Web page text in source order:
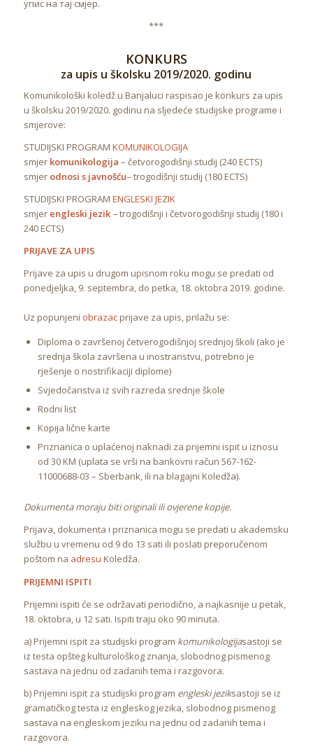
упис на тај смјер.
***
KONKURS
za upis u školsku 2019/2020. godinu
Komunikološki koledž u Banjaluci raspisao je konkurs za upis
u školsku 2019/2020. godinu na sljedeće studijske programe i
smjerove:
STUDIJSKI PROGRAM KOMUNIKOLOGIJA
smjer komunikologija – četvorogodišnji studij (240 ECTS)
smjerodnosi s javnošću– trogodišnji studij (180 ECTS)
STUDIJSKI PROGRAM ENGLESKI JEZIK
smjer engleski jezik –trogodišnji i četvorogodišnji studij (180 i
240 ECTS)
PRIJAVE ZA UPIS
Prijave za upis u drugom upisnom roku mogu se predati od
ponedjeljka, 9. septembra, do petka, 18. oktobra 2019. godine.
Uz popunjeni obrazacprijave za upis, prilažu se:
Diploma o završenoj četverogodišnjoj srednjoj školi (ako je
srednja škola završena u inostranstvu, potrebno je
rješenje o nostrifikaciji diplome)
Svjedočanstva iz svih razreda srednje škole
Rodni list
Kopija lične karte
Priznanica o uplaćenoj naknadi za prijemni ispit u iznosu
od 30 KM (uplata se vrši na bankovni račun 567-162-
11000688-03 – Sberbank, ili na blagajni Koledža).
Dokumenta moraju biti originali ili ovjerene kopije.
Prijava, dokumenta i priznanica mogu se predati u akademsku
službu u vremenu od 9 do 13 sati ili poslati preporučenom
poštom na adresu Koledža.
PRIJEMNI ISPITI
Prijemni ispiti će se održavati periodično, a najkasnije u petak,
18. oktobra, u 12 sati. Ispiti traju oko 90 minuta.
a) Prijemni ispit za studijski program komunikologijasastoji se
iz testa opšteg kulturološkog znanja, slobodnog pismenog
sastava na jednu od zadanih tema i razgovora.
b) Prijemni ispit za studijski program engleski jeziksastoji se iz
gramatičkog testa iz engleskog jezika, slobodnog pismenog
sastava na engleskom jeziku na jednu od zadanih tema i
razgovora.